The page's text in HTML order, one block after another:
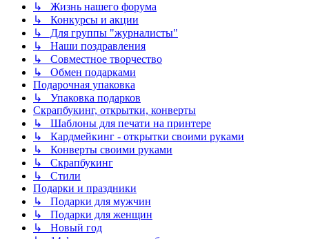
↳ Жизнь нашего форума
↳ Конкурсы и акции
↳ Для группы "журналисты"
↳ Наши поздравления
↳ Совместное творчество
↳ Обмен подарками
Подарочная упаковка
↳ Упаковка подарков
Скрапбукинг, открытки, конверты
↳ Шаблоны для печати на принтере
↳ Кардмейкинг - открытки своими руками
↳ Конверты своими руками
↳ Скрапбукинг
↳ Стили
Подарки и праздники
↳ Подарки для мужчин
↳ Подарки для женщин
↳ Новый год